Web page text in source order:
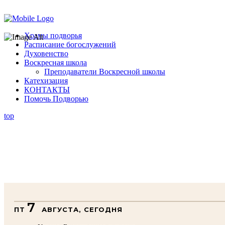
Храмы подворья
Расписание богослужений
Духовенство
Воскресная школа
Преподаватели Воскресной школы
Катехизация
КОНТАКТЫ
Помочь Подворью
top
ПТ 7 АВГУСТА, СЕГОДНЯ